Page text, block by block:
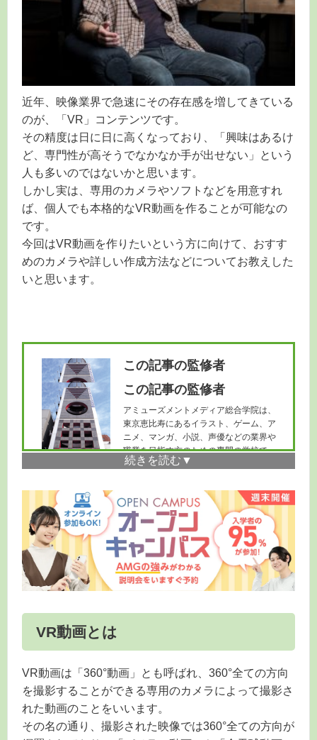
近年、映像業界で急速にその存在感を増してきている
のが、「VR」コンテンツです。
その精度は日に日に高くなっており、「興味はあるけ
ど、専門性が高そうでなかなか手が出せない」という
人も多いのではないかと思います。
しかし実は、専用のカメラやソフトなどを用意すれ
ば、個人でも本格的なVR動画を作ることが可能なの
です。
今回はVR動画を作りたいという方に向けて、おすす
めのカメラや詳しい作成方法などについてお教えした
いと思います。
この記事の監修者
この記事の監修者
アミューズメントメディア総合学院は、
東京恵比寿にあるイラスト、ゲーム、ア
ニメ、マンガ、小説、声優などの業界や
職業を目指す方のための専門の学校で
す。CG学科を知りたい方は
VR動画とは
VR動画は「360°動画」とも呼ばれ、360°全ての方向
を撮影することができる専用のカメラによって撮影さ
れた動画のことをいいます。
その名の通り、撮影された映像では360°全ての方向が